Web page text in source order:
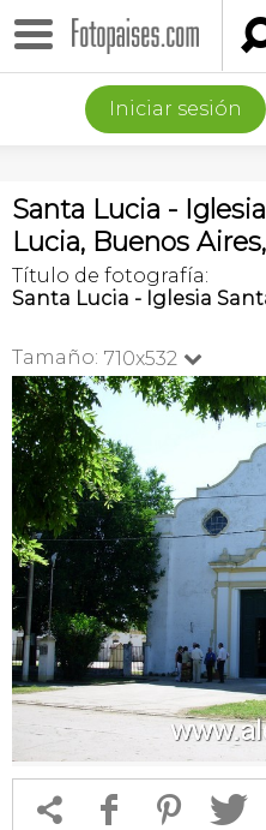
Iniciar sesión
Santa Lucia -
Lucia, Buenos
Título de fotografía:
Santa Lucia - Iglesia
Tamaño: 710x532 
 f 1 T